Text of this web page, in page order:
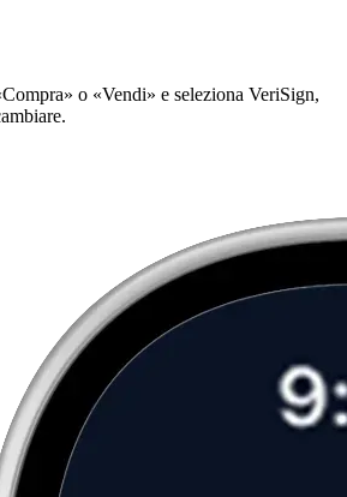
o «Vendi» e seleziona VeriSign,